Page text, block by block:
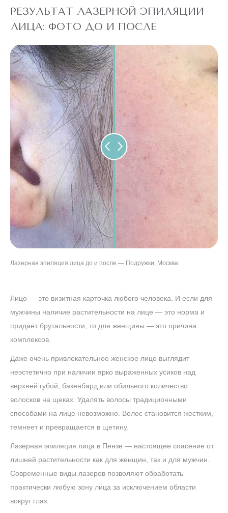
РЕЗУЛЬТАТ ЛАЗЕРНОЙ ЭПИЛЯЦИИ
ЛИЦА: ФОТО ДО И ПОСЛЕ
Лазерная эпиляция лица до и после — Подружки, Москва
Лицо — это визитная карточка любого человека. И если для
мужчины наличие растительности на лице — это норма и
придает брутальности, то для женщины — это причина
комплексов.
Даже очень привлекательное женское лицо выглядит
неэстетично при наличии ярко выраженных усиков над
верхней губой, бакенбард или обильного количество
волосков на щеках. Удалять волосы традиционными
способами на лице невозможно. Волос становится жестким,
темнеет и превращается в щетину.
Лазерная эпиляция лица в Пензе — настоящее спасение от
лишней растительности как для женщин, так и для мужчин.
Современные виды лазеров позволяют обработать
практически любую зону лица за исключением области
вокруг глаз.